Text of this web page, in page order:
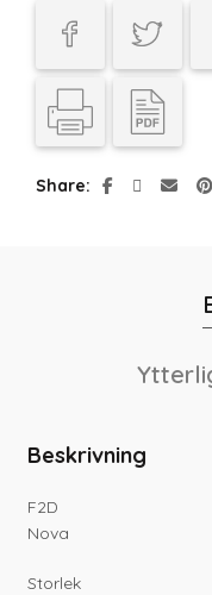
Share
Beskrivning
F2D
Nova
Storlek